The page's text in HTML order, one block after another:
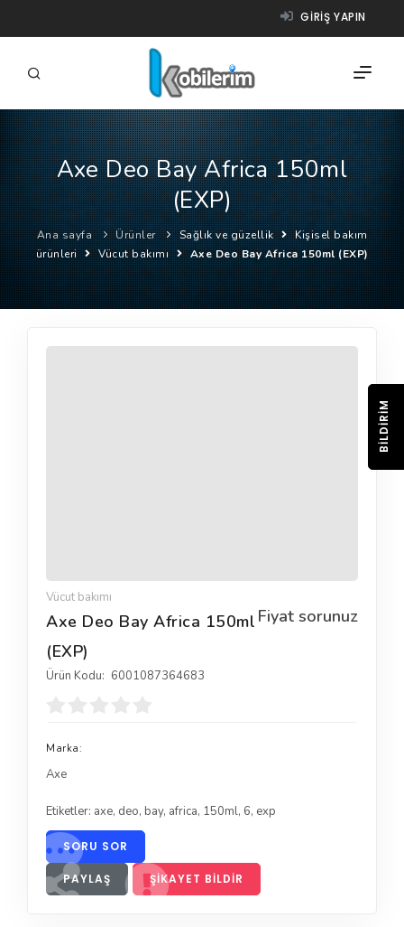
GIRIŞ YAPIN
FIRMALAR
ÜRÜNLER
NASIL ÇALIŞIR?
YARDIM
Axe Deo Bay Africa 150ml
(EXP)
Ana sayfa Ürünler Sağlık ve güzellik
Kişisel bakım
ürünleri
Vücut bakımı Axe Deo Bay Africa 150ml (EXP)
Vücut bakımı
Fiyat sorunuz
Axe Deo Bay Africa 150ml
(EXP)
Ürün Kodu: 6001087364683
Marka:
Axe
Etiketler: axe, deo, bay, africa, 150ml, 6, exp
SORU SOR
PAYLAŞ ŞIKAYET BILDIR
BILDIRIM